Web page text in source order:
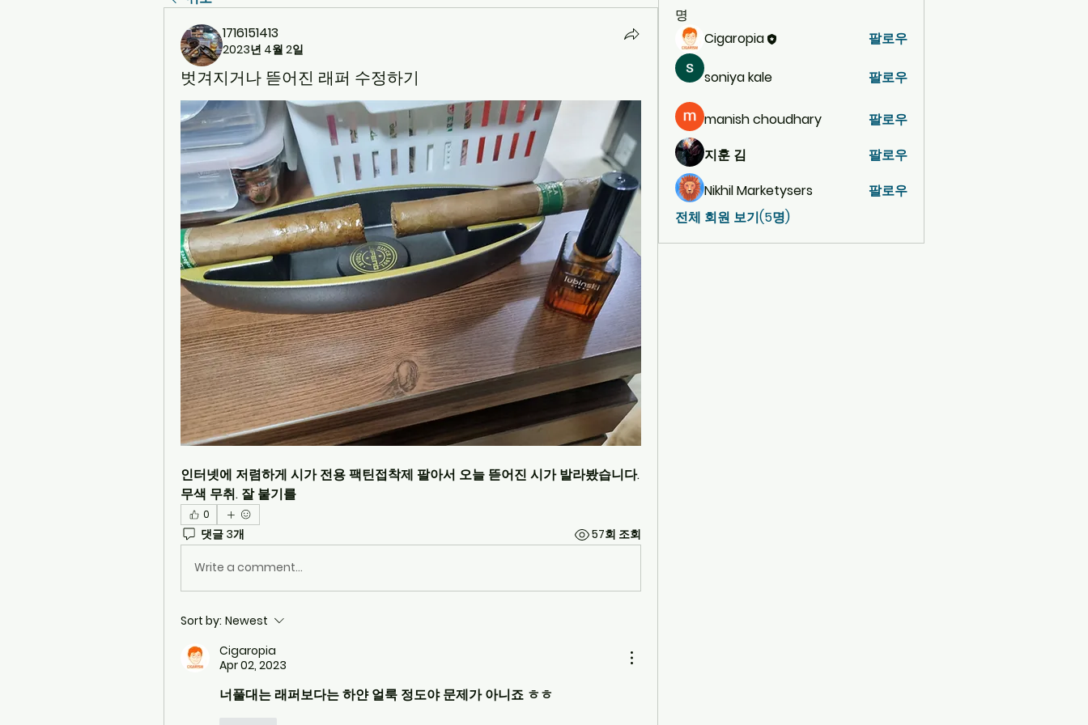
1716151413
2023년 4월 2일
벗겨지거나 뜯어진 래퍼 수정하기
인터넷에 저렴하게 시가 전용 팩틴접착제 팔아서 오늘 뜯어진 시가 발라봤습니다.
무색 무취. 잘 붙기를
0
댓글 3개 57회 조회
Write a comment...
Sort by: Newest
Cigaropia
Apr 02, 2023
너풀대는 래퍼보다는 하얀 얼룩 정도야 문제가 아니죠 ㅎㅎ
명
Cigaropia 팔로우
soniya kale 팔로우
manish choudhary
팔로우
지훈 김
팔로우
Nikhil Marketysers
팔로우
전체 회원 보기(5명)